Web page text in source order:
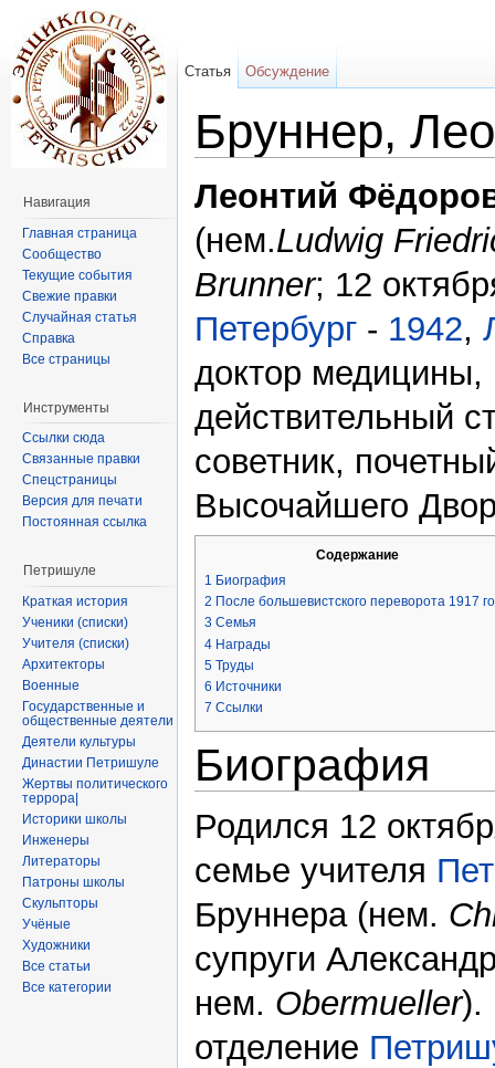
Бруннер,
Леонтий
(нем.Ludwig
Brunner; 12
Петербург - 1942,
доктор медицины,
действительный
советник,
Высочайшего
Содержание
1 Биография
2 После большевистского переворота 1917
3 Семья
4 Награды
5 Труды
6 Источники
7 Ссылки
Биография
Родился 12
семье учителя
Бруннера (нем.
супруги
нем. Obermueller).
отделение
Статья Обсуждение
Навигация
Главная страница
Сообщество
Текущие события
Свежие правки
Случайная статья
Справка
Все страницы
Инструменты
Ссылки сюда
Связанные правки
Спецстраницы
Версия для печати
Постоянная ссылка
Петришуле
Краткая история
Ученики (списки)
Учителя (списки)
Архитекторы
Военные
Государственные и
общественные деятели
Деятели культуры
Династии Петришуле
Жертвы политического
террора|
Историки школы
Инженеры
Литераторы
Патроны школы
Скульпторы
Учёные
Художники
Все статьи
Все категории